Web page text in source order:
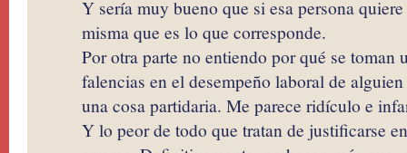
Y sería muy bueno que si esa persona
misma que es lo que corresponde.
Por otra parte no entiendo por qué se toman
falencias en el desempeño laboral de
una cosa partidaria. Me parece ridículo e
Y lo peor de todo que tratan de justificarse